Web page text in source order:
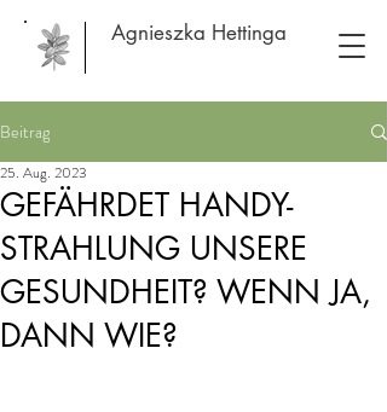
Agnieszka Hettinga
Beitrag
GEFÄHRDET HANDY-
STRAHLUNG UNSERE
GESUNDHEIT? WENN JA,
DANN WIE?
25. Aug. 2023